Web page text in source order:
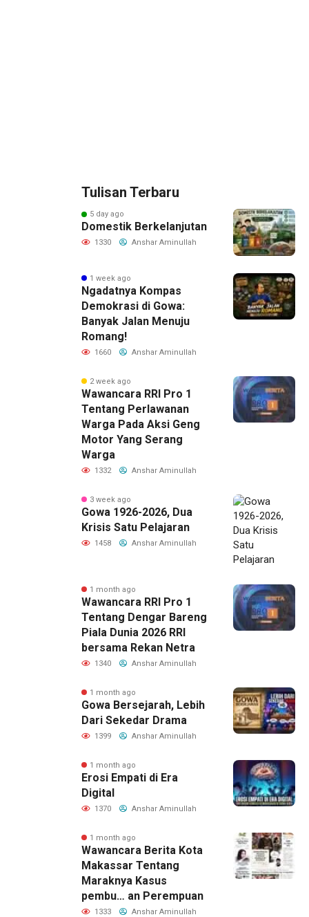
Tulisan Terbaru
5 day ago
Domestik Berkelanjutan
1330 Anshar Aminullah
1 week ago
Ngadatnya Kompas
Demokrasi di Gowa:
Banyak Jalan Menuju
Romang!
1660 Anshar Aminullah
2 week ago
Wawancara RRI Pro 1
Tentang Perlawanan
Warga Pada Aksi Geng
Motor Yang Serang
Warga
1332 Anshar Aminullah
3 week ago
Gowa 1926-2026, Dua
Krisis Satu Pelajaran
1458 Anshar Aminullah
1 month ago
Wawancara RRI Pro 1
Tentang Dengar Bareng
Piala Dunia 2026 RRI
bersama Rekan Netra
1340 Anshar Aminullah
1 month ago
Gowa Bersejarah, Lebih
Dari Sekedar Drama
1399 Anshar Aminullah
1 month ago
Erosi Empati di Era
Digital
1370 Anshar Aminullah
1 month ago
Wawancara Berita Kota
Makassar Tentang
Maraknya Kasus
pembu… an Perempuan
1333 Anshar Aminullah